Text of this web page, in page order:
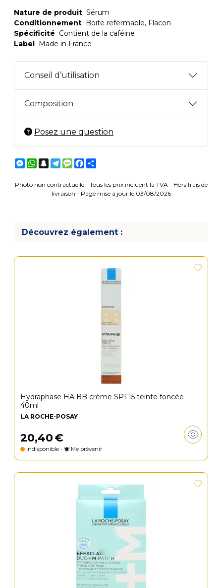
Nature de produit Sérum
Conditionnement Boite refermable, Flacon
Spécificité Contient de la caféine
Label Made in France
Conseil d’utilisation
Composition
Posez une question
Messenger
WhatsApp
Snapchat
Telegram
MessageFacebook
Photo non contractuelle - Tous les prix incluent la TVA - Hors frais de
livraison - Page mise à jour le 03/08/2026
Découvrez également :
Hydraphase HA BB crème SPF15 teinte foncée
40ml
LA ROCHE-POSAY
20,40€
Indisponible - Me prévenir